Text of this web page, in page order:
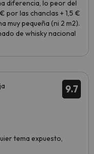
diferencia, lo peor del
por las chanclas + 1,5 €
muy pequeña (ni 2 m2).
de whisky nacional
9.7
tema expuesto,